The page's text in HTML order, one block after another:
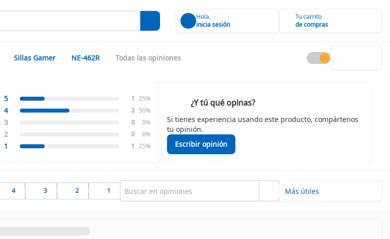
Hola,
inicia sesión
Tu carrito
de compras
Sillas Gamer NE-462R Todas las opiniones
5 1 25%
4 2 50%
3 0 0%
2 0 0%
1 1 25%
¿Y tú qué opinas?
Si tienes experiencia usando este producto, compártenos
tu opinión.
Escribir opinión
4 3 2 1